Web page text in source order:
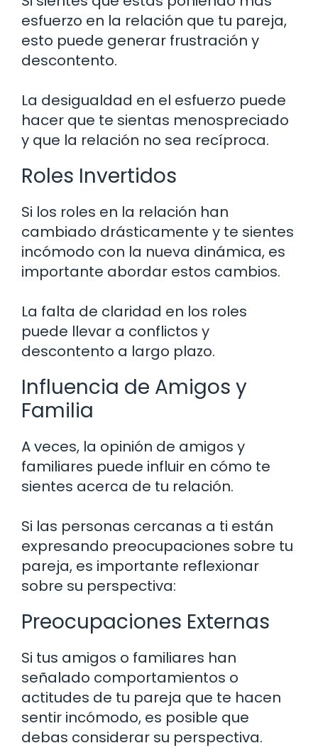
esfuerzo en la relación que tu pareja,
esto puede generar frustración y
descontento.
La desigualdad en el esfuerzo puede
hacer que te sientas menospreciado
y que la relación no sea recíproca.
Roles Invertidos
Si los roles en la relación han
cambiado drásticamente y te sientes
incómodo con la nueva dinámica, es
importante abordar estos cambios.
La falta de claridad en los roles
puede llevar a conflictos y
descontento a largo plazo.
Influencia de Amigos y
Familia
A veces, la opinión de amigos y
familiares puede influir en cómo te
sientes acerca de tu relación.
Si las personas cercanas a ti están
expresando preocupaciones sobre tu
pareja, es importante reflexionar
sobre su perspectiva:
Preocupaciones Externas
Si tus amigos o familiares han
señalado comportamientos o
actitudes de tu pareja que te hacen
sentir incómodo, es posible que
debas considerar su perspectiva.